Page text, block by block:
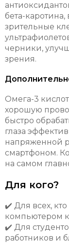
бета-
зрительные
черники,
зрения.
Омега-3
хорошую
быстро
глаза
напряженной
смартфоном.
на самом
Для кого?
✔️ Для всех,
компьютером
✔️ Для
работников и